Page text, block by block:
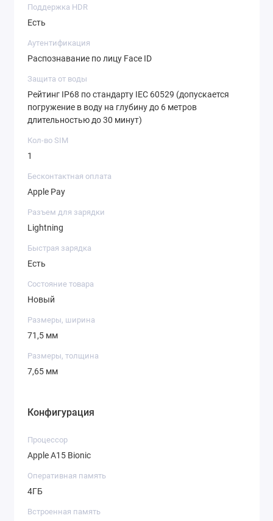
Поддержка HDR
Есть
Аутентификация
Распознавание по лицу Face ID
Защита от воды
Рейтинг IP68 по стандарту IEC 60529 (допускается
погружение в воду на глубину до 6 метров
длительностью до 30 минут)
Кол-во SIM
1
Бесконтактная оплата
Apple Pay
Разъем для зарядки
Lightning
Быстрая зарядка
Есть
Состояние товара
Новый
Размеры, ширина
71,5 мм
Размеры, толщина
7,65 мм
Конфигурация
Процессор
Apple A15 Bionic
Оперативная память
4ГБ
Встроенная память